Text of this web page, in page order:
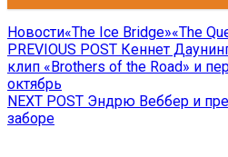
Новости«The Ice Bridge»«The
Навигация
по
записям
PREVIOUS POST Previous
post:
Кеннет
клип «Brothers of the Road» и
октябрь
NEXT POST Next
Эндрю Веббер и
заборе